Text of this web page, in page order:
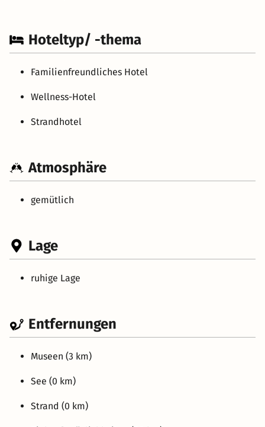
Hoteltyp/ -thema
Familienfreundliches Hotel
Wellness-Hotel
Strandhotel
Atmosphäre
gemütlich
Lage
ruhige Lage
Entfernungen
Museen (3 km)
See (0 km)
Strand (0 km)